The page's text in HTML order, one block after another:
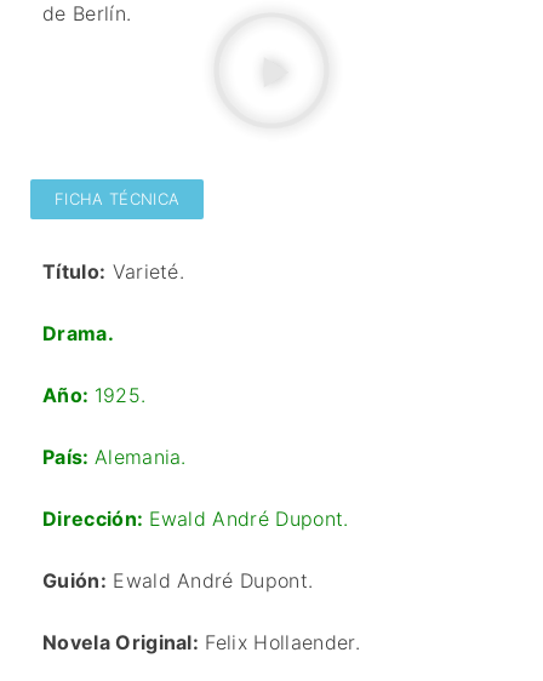
de Berlín.
FICHA TÉCNICA
Título: Varieté.
Drama.
Año: 1925.
País: Alemania.
Dirección: Ewald André Dupont.
Guión: Ewald André Dupont.
Novela Original: Felix Hollaender.